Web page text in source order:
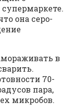
она серо-
в
70-
пара,
микробов.